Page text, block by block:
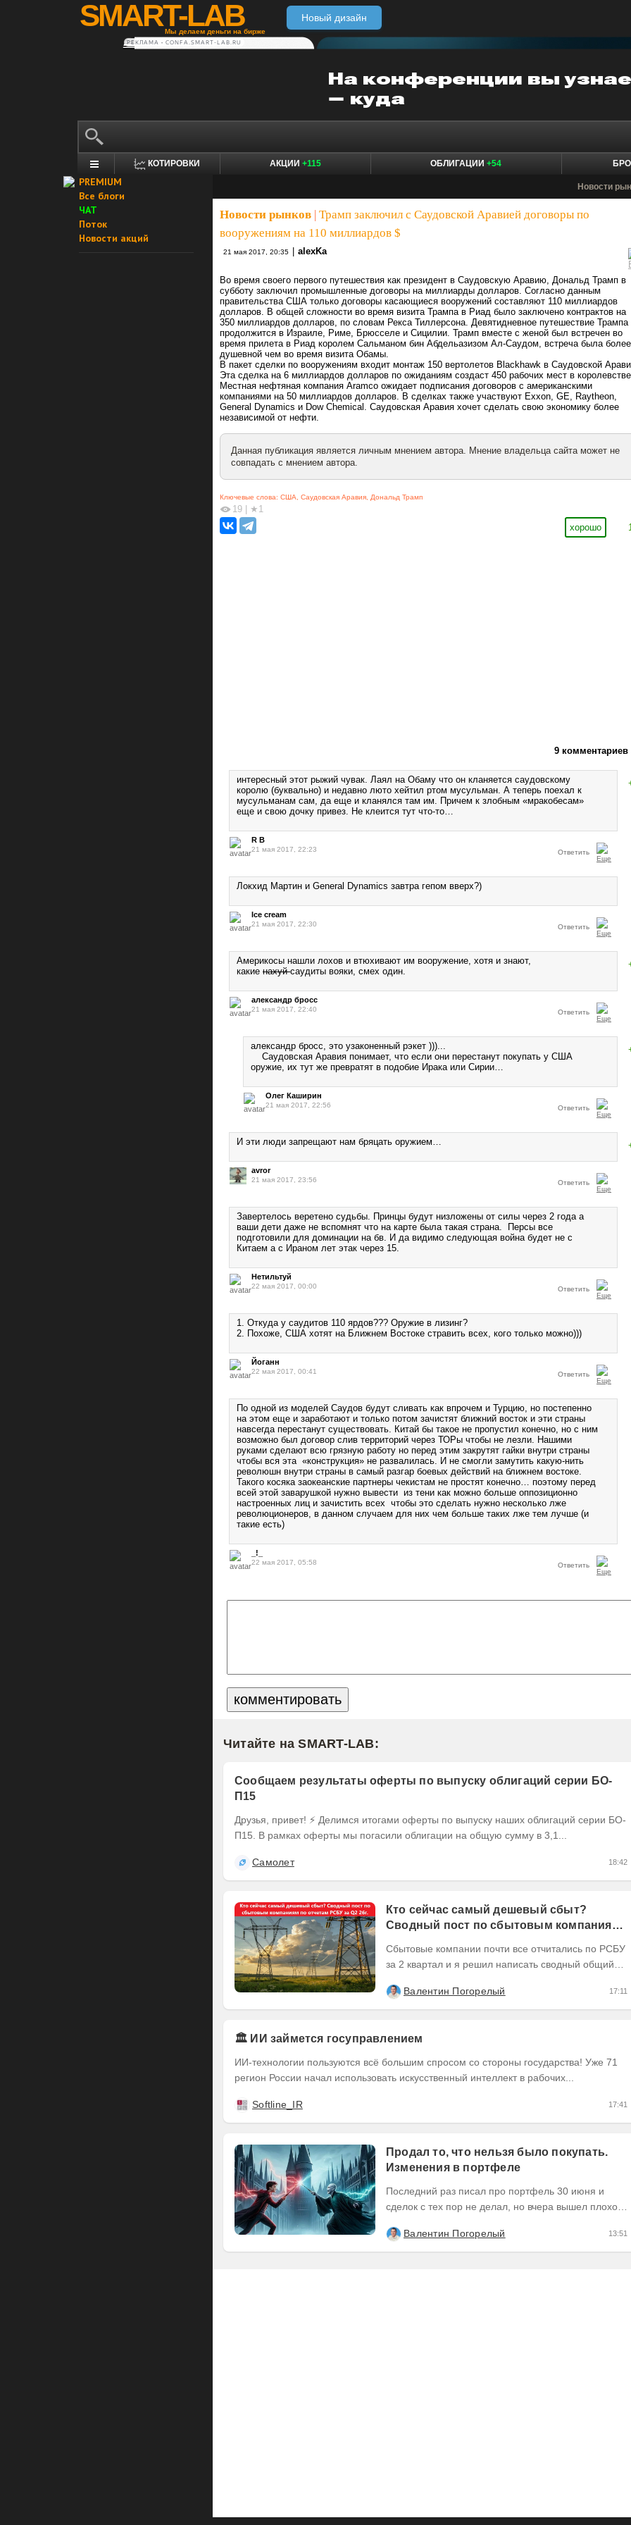
SMART-LAB
Мы делаем деньги на бирже
Новый дизайн
РЕКЛАМА • CONFA.SMART-LAB.RU
КОТИРОВКИ АКЦИИ +115 ОБЛИГАЦИИ +54
PREMIUM
Все блоги
ЧАТ
Поток
Новости акций
Новости
Новости рынков Трамп заключил с Саудовской Аравией договоры по
вооружениям на 110 миллиардов $
21 мая 2017, 20:35 alexKa
Во время своего первого путешествия как президент в Саудовскую Аравию, Дональд Трамп в
субботу заключил промышленные договоры на миллиарды долларов. Согласно данным
правительства США только договоры касающиеся вооружений составляют 110 миллиардов
долларов. В общей сложности во время визита Трампа в Риад было заключено контрактов на
350 миллиардов долларов, по словам Рекса Тиллерсона. Девятидневное путешествие Трампа
продолжится в Израиле, Риме, Брюсселе и Сицилии. Трамп вместе с женой был встречен во
время прилета в Риад королем Сальманом бин Абдельазизом Ал-Саудом, встреча была более
душевной чем во время визита Обамы.
В пакет сделки по вооружениям входит монтаж 150 вертолетов Blackhawk в Саудовской
Эта сделка на 6 миллиардов долларов по ожиданиям создаст 450 рабочих мест в
Местная нефтяная компания Aramco ожидает подписания договоров с американскими
компаниями на 50 миллиардов долларов. В сделках также участвуют Exxon, GE, Raytheon,
General Dynamics и Dow Chemical. Саудовская Аравия хочет сделать свою экономику более
независимой от нефти.
Данная публикация является личным мнением автора. Мнение владельца сайта может не
совпадать с мнением автора.
Ключевые слова: США, Саудовская Аравия, Дональд Трамп
19
★1
хорошо
9 комментариев
интересный этот рыжий чувак. Лаял на Обаму что он кланяется саудовскому
королю (буквально) и недавно люто хейтил ртом мусульман. А теперь поехал к
мусульманам сам, да еще и кланялся там им. Причем к злобным «мракобесам»
еще и свою дочку привез. Не клеится тут что-то…
R B
21 мая 2017, 22:23 Ответить
Локхид Мартин и General Dynamics завтра гепом вверх?)
Ice cream
21 мая 2017, 22:30 Ответить
Америкосы нашли лохов и втюхивают им вооружение, хотя и знают,
какие нахуйсаудиты вояки, смех один.
александр бросс
21 мая 2017, 22:40 Ответить
александр бросс, это узаконенный рэкет )))...
Саудовская Аравия понимает, что если они перестанут покупать у США
оружие, их тут же превратят в подобие Ирака или Сирии…
Олег Каширин
21 мая 2017, 22:56 Ответить
И эти люди запрещают нам бряцать оружием…
avror
21 мая 2017, 23:56 Ответить
Завертелось веретено судьбы. Принцы будут низложены от силы через 2 года а
ваши дети даже не вспомнят что на карте была такая страна. Персы все
подготовили для доминации на бв. И да видимо следующая война будет не с
Китаем а с Ираном лет этак через 15.
Нетильтуй
22 мая 2017, 00:00 Ответить
1. Откуда у саудитов 110 ярдов??? Оружие в лизинг?
2. Похоже, США хотят на Ближнем Востоке стравить всех, кого только можно)))
Йоганн
22 мая 2017, 00:41 Ответить
По одной из моделей Саудов будут сливать как впрочем и Турцию, но постепенно
на этом еще и заработают и только потом зачистят ближний восток и эти страны
навсегда перестанут существовать. Китай бы такое не пропустил конечно, но с ним
возможно был договор слив территорий через ТОРы чтобы не лезли. Нашими
руками сделают всю грязную работу но перед этим закрутят гайки внутри страны
чтобы вся эта «конструкция» не развалилась. И не смогли замутить какую-нить
революшн внутри страны в самый разгар боевых действий на ближнем востоке.
Такого косяка заокеанские партнеры чекистам не простят конечно… поэтому перед
всей этой заварушкой нужно вывести из тени как можно больше оппозиционно
настроенных лиц и зачистить всех чтобы это сделать нужно несколько лже
революционеров, в данном случаем для них чем больше таких лже тем лучше (и
такие есть)
_!_
22 мая 2017, 05:58 Ответить
Читайте на SMART-LAB:
Сообщаем результаты оферты по выпуску облигаций серии БО-
П15
Друзья, привет! ⚡️ Делимся итогами оферты по выпуску наших облигаций серии БО-
П15. В рамках оферты мы погасили облигации на общую сумму в 3,1...
Самолет 18:42
Кто сейчас самый дешевый сбыт?
Сводный пост по сбытовым компаниям
Сбытовые компании почти все отчитались по РСБУ
за 2 квартал и я решил написать сводный общий
Валентин Погорелый
17:11
🏛️ ИИ займется госуправлением
ИИ-технологии пользуются всё большим спросом со стороны государства! Уже 71
регион России начал использовать искусственный интеллект в рабочих...
Softline_IR 17:41
Продал то, что нельзя было покупать.
Изменения в портфеле
Последний раз писал про портфель 30 июня и
сделок с тех пор не делал, но вчера вышел плохой
Валентин Погорелый
13:51